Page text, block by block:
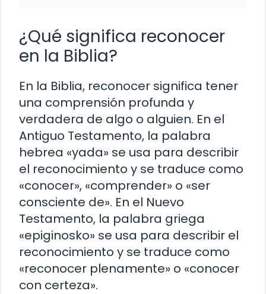
¿Qué significa reconocer
en la Biblia?
En la Biblia, reconocer significa tener
una comprensión profunda y
verdadera de algo o alguien. En el
Antiguo Testamento, la palabra
hebrea «yada» se usa para describir
el reconocimiento y se traduce como
«conocer», «comprender» o «ser
consciente de». En el Nuevo
Testamento, la palabra griega
«epiginosko» se usa para describir el
reconocimiento y se traduce como
«reconocer plenamente» o «conocer
con certeza».